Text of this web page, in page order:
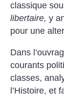
classique
libertaire, y
pour une
Dans
courants
classes,
l’Histoire, et